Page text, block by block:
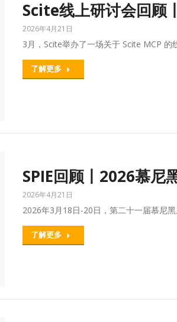
Scite线上研讨会回
2026年4月21日
3月，Scite举办了一场关于 Scite MCP
了解更多
SPIE回顾丨2026慕尼
2026年4月21日
2026年3月18日-20日，第二十一届慕尼
了解更多